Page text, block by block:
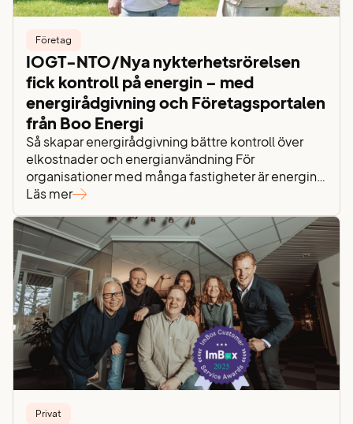
Företag
IOGT-NTO/Nya nykterhetsrörelsen
fick kontroll på energin – med
energirådgivning och Företagsportalen
från Boo Energi
Så skapar energirådgivning bättre kontroll över
elkostnader och energianvändning För
organisationer med många fastigheter är energin
en viktig – men ofta svåröverskådlig – del av
verksamheten. För IOGT-NTO/Nya
nykterhetsrörelsen handlar det inte bara om att
köpa el, utan om att förstå hur energin används,
vad den kostar och hur den kan optimeras. Genom
att arbeta…
Läs mer
Privat